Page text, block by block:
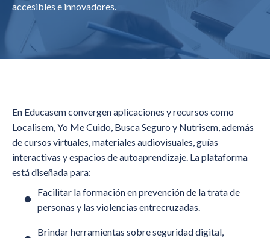
accesibles e innovadores.
En Educasem convergen aplicaciones y recursos como
Localisem, Yo Me Cuido, Busca Seguro y Nutrisem, además
de cursos virtuales, materiales audiovisuales, guías
interactivas y espacios de autoaprendizaje. La plataforma
está diseñada para:
Facilitar la formación en prevención de la trata de
personas y las violencias entrecruzadas.
Brindar herramientas sobre seguridad digital,